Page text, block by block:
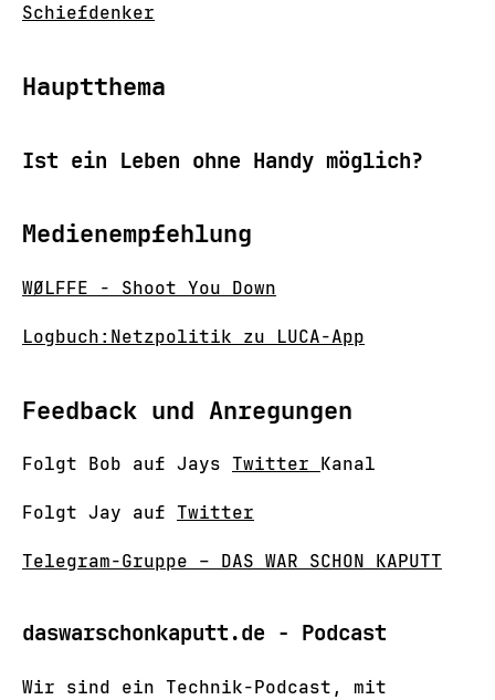
Schiefdenker
Hauptthema
Ist ein Leben ohne Handy möglich?
Medienempfehlung
WØLFFE - Shoot You Down
Logbuch:Netzpolitik zu LUCA-App
Feedback und Anregungen
Folgt Bob auf Jays Twitter Kanal
Folgt Jay auf Twitter
Telegram-Gruppe – DAS WAR SCHON KAPUTT
daswarschonkaputt.de - Podcast
Wir sind ein Technik-Podcast, mit